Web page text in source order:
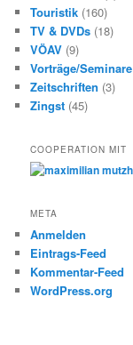
Touristik (160)
TV & DVDs (18)
VÖAV (9)
Vorträge/Seminare
Zeitschriften (3)
Zingst (45)
COOPERATION MIT
META
Anmelden
Eintrags-Feed
Kommentar-Feed
WordPress.org